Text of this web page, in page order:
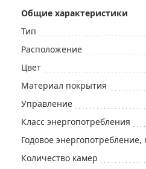
Общие характеристики
Тип
Расположение
Цвет
Материал покрытия
Управление
Класс энергопотребления
Годовое энергопотребление,
Количество камер